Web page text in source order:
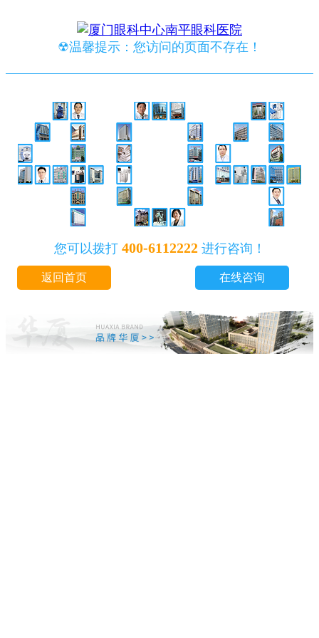
☢温馨提示：您访问的页面不存在！
您可以拨打 400-6112222进行咨询！
返回首页 在线咨询